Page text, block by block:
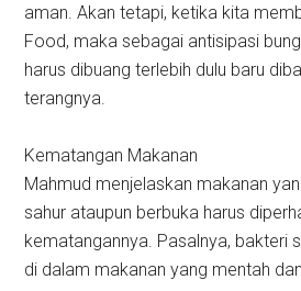
aman. Akan tetapi, ketika kita
Food, maka sebagai antisipasi
harus dibuang terlebih dulu baru
terangnya.
Kematangan Makanan
Mahmud menjelaskan makanan
sahur ataupun berbuka harus
kematangannya. Pasalnya, bakteri
di dalam makanan yang mentah